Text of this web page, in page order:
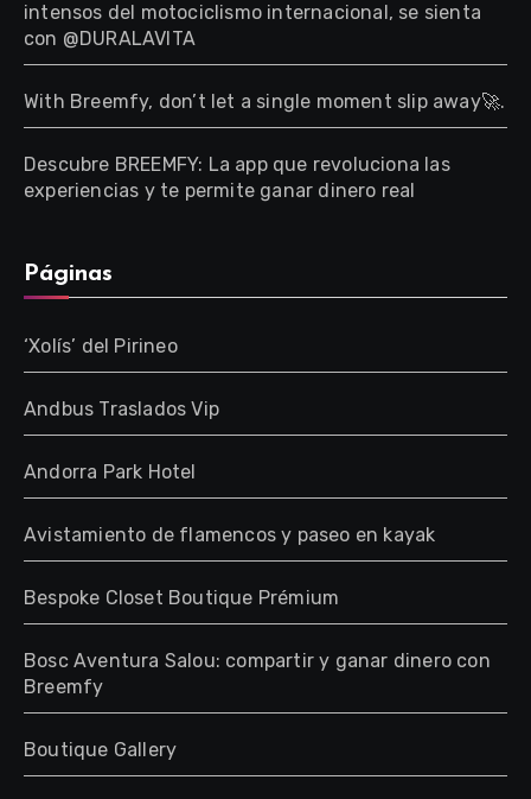
intensos del motociclismo internacional, se sienta
con @DURALAVITA
With Breemfy, don’t let a single moment slip away🚀.
Descubre BREEMFY: La app que revoluciona las
experiencias y te permite ganar dinero real
Páginas
‘Xolís’ del Pirineo
Andbus Traslados Vip
Andorra Park Hotel
Avistamiento de flamencos y paseo en kayak
Bespoke Closet Boutique Prémium
Bosc Aventura Salou: compartir y ganar dinero con
Breemfy
Boutique Gallery